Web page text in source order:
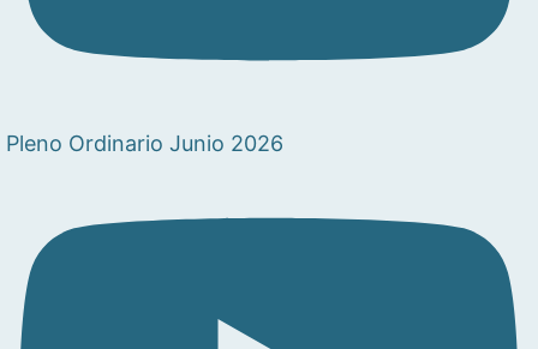
Pleno Ordinario Junio 2026